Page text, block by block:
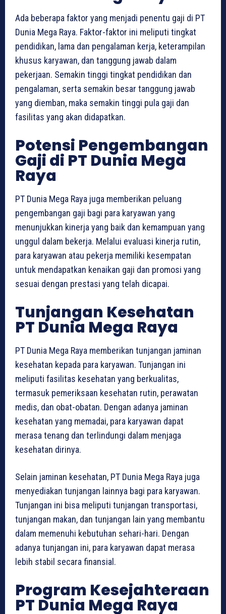
Ada beberapa faktor yang menjadi penentu gaji di PT
Dunia Mega Raya. Faktor-faktor ini meliputi tingkat
pendidikan, lama dan pengalaman kerja, keterampilan
khusus karyawan, dan tanggung jawab dalam
pekerjaan. Semakin tinggi tingkat pendidikan dan
pengalaman, serta semakin besar tanggung jawab
yang diemban, maka semakin tinggi pula gaji dan
fasilitas yang akan didapatkan.
Potensi Pengembangan
Gaji di PT Dunia Mega
Raya
PT Dunia Mega Raya juga memberikan peluang
pengembangan gaji bagi para karyawan yang
menunjukkan kinerja yang baik dan kemampuan yang
unggul dalam bekerja. Melalui evaluasi kinerja rutin,
para karyawan atau pekerja memiliki kesempatan
untuk mendapatkan kenaikan gaji dan promosi yang
sesuai dengan prestasi yang telah dicapai.
Tunjangan Kesehatan
PT Dunia Mega Raya
PT Dunia Mega Raya memberikan tunjangan jaminan
kesehatan kepada para karyawan. Tunjangan ini
meliputi fasilitas kesehatan yang berkualitas,
termasuk pemeriksaan kesehatan rutin, perawatan
medis, dan obat-obatan. Dengan adanya jaminan
kesehatan yang memadai, para karyawan dapat
merasa tenang dan terlindungi dalam menjaga
kesehatan dirinya.
Selain jaminan kesehatan, PT Dunia Mega Raya juga
menyediakan tunjangan lainnya bagi para karyawan.
Tunjangan ini bisa meliputi tunjangan transportasi,
tunjangan makan, dan tunjangan lain yang membantu
dalam memenuhi kebutuhan sehari-hari. Dengan
adanya tunjangan ini, para karyawan dapat merasa
lebih stabil secara finansial.
Program Kesejahteraan
PT Dunia Mega Raya